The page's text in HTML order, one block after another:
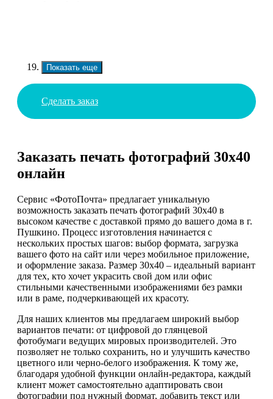
Показать еще
Сделать заказ
Заказать печать фотографий 30х40
онлайн
Сервис «ФотоПочта» предлагает уникальную
возможность заказать печать фотографий 30х40 в
высоком качестве с доставкой прямо до вашего дома в г.
Пушкино. Процесс изготовления начинается с
нескольких простых шагов: выбор формата, загрузка
вашего фото на сайт или через мобильное приложение,
и оформление заказа. Размер 30х40 – идеальный вариант
для тех, кто хочет украсить свой дом или офис
стильными качественными изображениями без рамки
или в раме, подчеркивающей их красоту.
Для наших клиентов мы предлагаем широкий выбор
вариантов печати: от цифровой до глянцевой
фотобумаги ведущих мировых производителей. Это
позволяет не только сохранить, но и улучшить качество
цветного или черно-белого изображения. К тому же,
благодаря удобной функции онлайн-редактора, каждый
клиент может самостоятельно адаптировать свои
фотографии под нужный формат, добавить текст или